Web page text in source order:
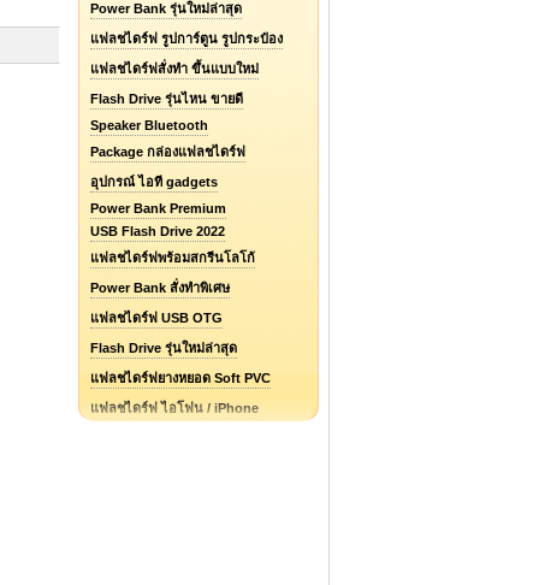
Power Bank รุ่นใหม่ล่าสุด
แฟลชไดร์ฟ รูปการ์ตูน รูปกระป๋อง
แฟลชไดร์ฟสั่งทำ ขึ้นแบบใหม่
Flash Drive รุ่นไหน ขายดี
Speaker Bluetooth
Package กล่องแฟลชไดร์ฟ
อุปกรณ์ ไอที gadgets
Power Bank Premium
USB Flash Drive 2022
แฟลชไดร์ฟพร้อมสกรีนโลโก้
Power Bank สั่งทำพิเศษ
แฟลชไดร์ฟ USB OTG
Flash Drive รุ่นใหม่ล่าสุด
แฟลชไดร์ฟยางหยอด Soft PVC
แฟลชไดร์ฟ ไอโฟน / iPhone